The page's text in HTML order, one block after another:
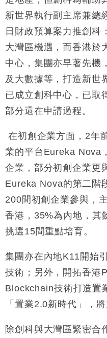
新世界執行副主席兼總
日財政預算案力推創科
大灣區機遇，而香港於
中心，集團亦早著先機
及大數據等，打造新世
已成立創科中心，已取
部分還在申請過程。
在初創企業方面， 2年
業的平台 Eureka Nova
企業，部分初創企業更
Eureka Nova的第二階
200間初創企業參與，
香港， 35%為內地，其
挑選 15間重點培育。
集團亦在內地K11開始
技術； 另外，開拓香港
Blockchain技術打造置
「置業2.0新時代」，將
除創科與大灣區緊密合